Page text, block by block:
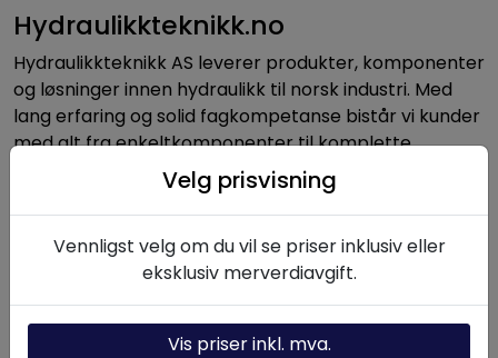
Hydraulikkteknikk.no
Hydraulikkteknikk AS leverer produkter, komponenter
og løsninger innen hydraulikk til norsk industri. Med
lang erfaring og solid fagkompetanse bistår vi kunder
med alt fra enkeltkomponenter til komplette
hydrauliske systemer.
Nyttige linker
Hydraulikk-kalkulator
Velg prisvisning
Vennligst velg om du vil se priser inklusiv eller
eksklusiv merverdiavgift.
Vis priser inkl. mva.